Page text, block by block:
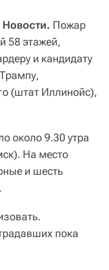
Пожар
58 этажей,
и кандидату
(штат Иллинойс),
около 9.30 утра
На место
и шесть
пока